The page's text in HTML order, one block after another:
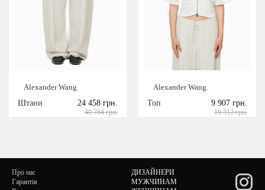
Alexander Wang
Штани
24 458 грн.
40 764 грн.
Alexander Wang
Топ
9 907 грн.
16 512 грн.
Про нас
Гарантія
ДИЗАЙНЕРИ
МУЖЧИНАМ